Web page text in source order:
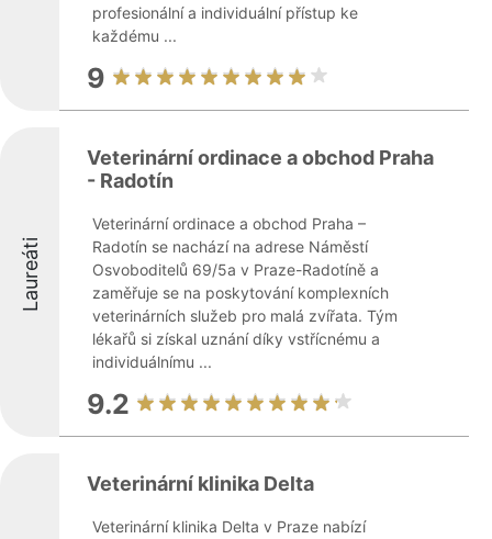
profesionální a individuální přístup ke
každému ...
9
Laureáti
Veterinární ordinace a obchod Praha
- Radotín
Veterinární ordinace a obchod Praha –
Radotín se nachází na adrese Náměstí
Osvoboditelů 69/5a v Praze-Radotíně a
zaměřuje se na poskytování komplexních
veterinárních služeb pro malá zvířata. Tým
lékařů si získal uznání díky vstřícnému a
individuálnímu ...
9.2
Veterinární klinika Delta
Veterinární klinika Delta v Praze nabízí